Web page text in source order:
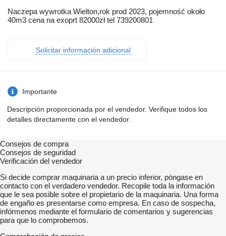
Naczepa wywrotka Wielton,rok prod 2023, pojemność około
40m3 cena na exoprt 82000zł tel 739200801
Solicitar información adicional
Importante
Descripción proporcionada por el vendedor. Verifique todos los
detalles directamente con el vendedor.
Consejos de compra
Consejos de seguridad
Verificación del vendedor
Si decide comprar maquinaria a un precio inferior, póngase en
contacto con el verdadero vendedor. Recopile toda la información
que le sea posible sobre el propietario de la maquinaria. Una forma
de engaño es presentarse como empresa. En caso de sospecha,
infórmenos mediante el formulario de comentarios y sugerencias
para que lo comprobemos.